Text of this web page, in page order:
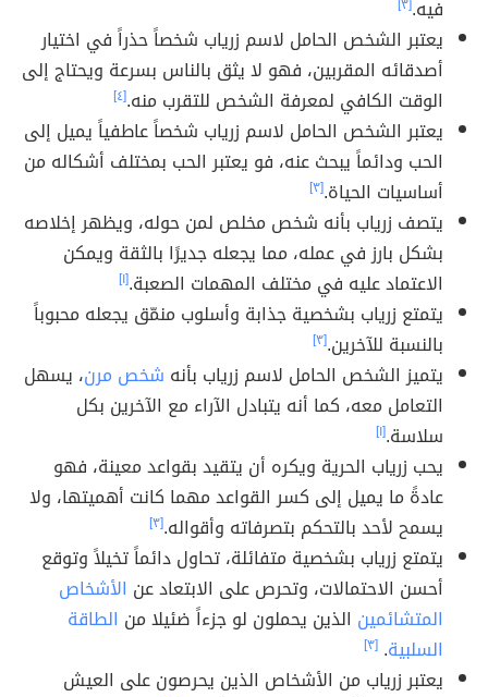
فيه.
يعتبر الشخص الحامل لاسم زرياب شخصاً حذراً في اختيار
أصدقائه المقربين، فهو لا يثق بالناس بسرعة ويحتاج إلى
الوقت الكافي لمعرفة الشخص للتقرب منه.[٤]
يعتبر الشخص الحامل لاسم زرياب شخصاً عاطفياً يميل إلى
الحب ودائماً يبحث عنه، فو يعتبر الحب بمختلف أشكاله من
أساسيات الحياة.[٣]
يتصف زرياب بأنه شخص مخلص لمن حوله، ويظهر إخلاصه
بشكل بارز في عمله، مما يجعله جديرًا بالثقة ويمكن
الاعتماد عليه في مختلف المهمات الصعبة.[١]
يتمتع زرياب بشخصية جذابة وأسلوب منمّق يجعله محبوباً
بالنسبة للآخرين.[٣]
يتميز الشخص الحامل لاسم زرياب بأنه شخص مرن، يسهل
التعامل معه، كما أنه يتبادل الآراء مع الآخرين بكل
سلاسة.[١]
يحب زرياب الحرية ويكره أن يتقيد بقواعد معينة، فهو
عادةً ما يميل إلى كسر القواعد مهما كانت أهميتها، ولا
يسمح لأحد بالتحكم بتصرفاته وأقواله.[٣]
يتمتع زرياب بشخصية متفائلة، تحاول دائماً تخيلاً وتوقع
أحسن الاحتمالات، وتحرص على الابتعاد عن الأشخاص
المتشائمين الذين يحملون لو جزءاً ضئيلا من الطاقة
السلبية. [٣]
يعتبر زرياب من الأشخاص الذين يحرصون على العيش